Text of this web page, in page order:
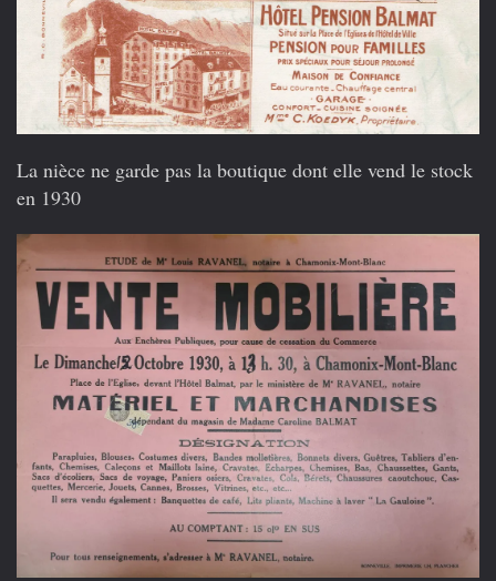
La nièce ne garde pas la boutique dont elle vend le stock
en 1930